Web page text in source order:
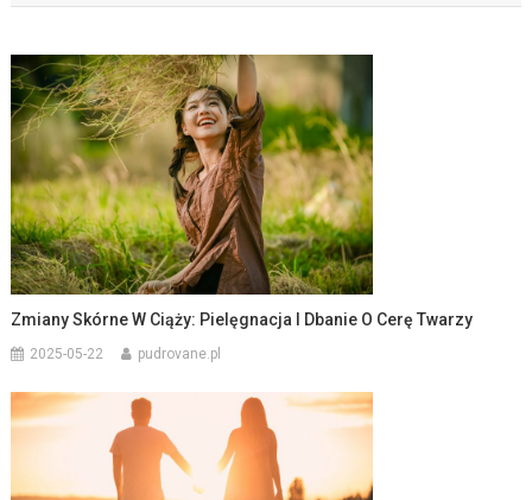
Zmiany Skórne W Ciąży: Pielęgnacja I Dbanie O Cerę Twarzy
2025-05-22 pudrovane.pl